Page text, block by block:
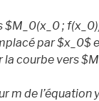
0(x_ 0; f(x_ 0
par $x_ 0$
la courbe vers $M_
m de l’équation